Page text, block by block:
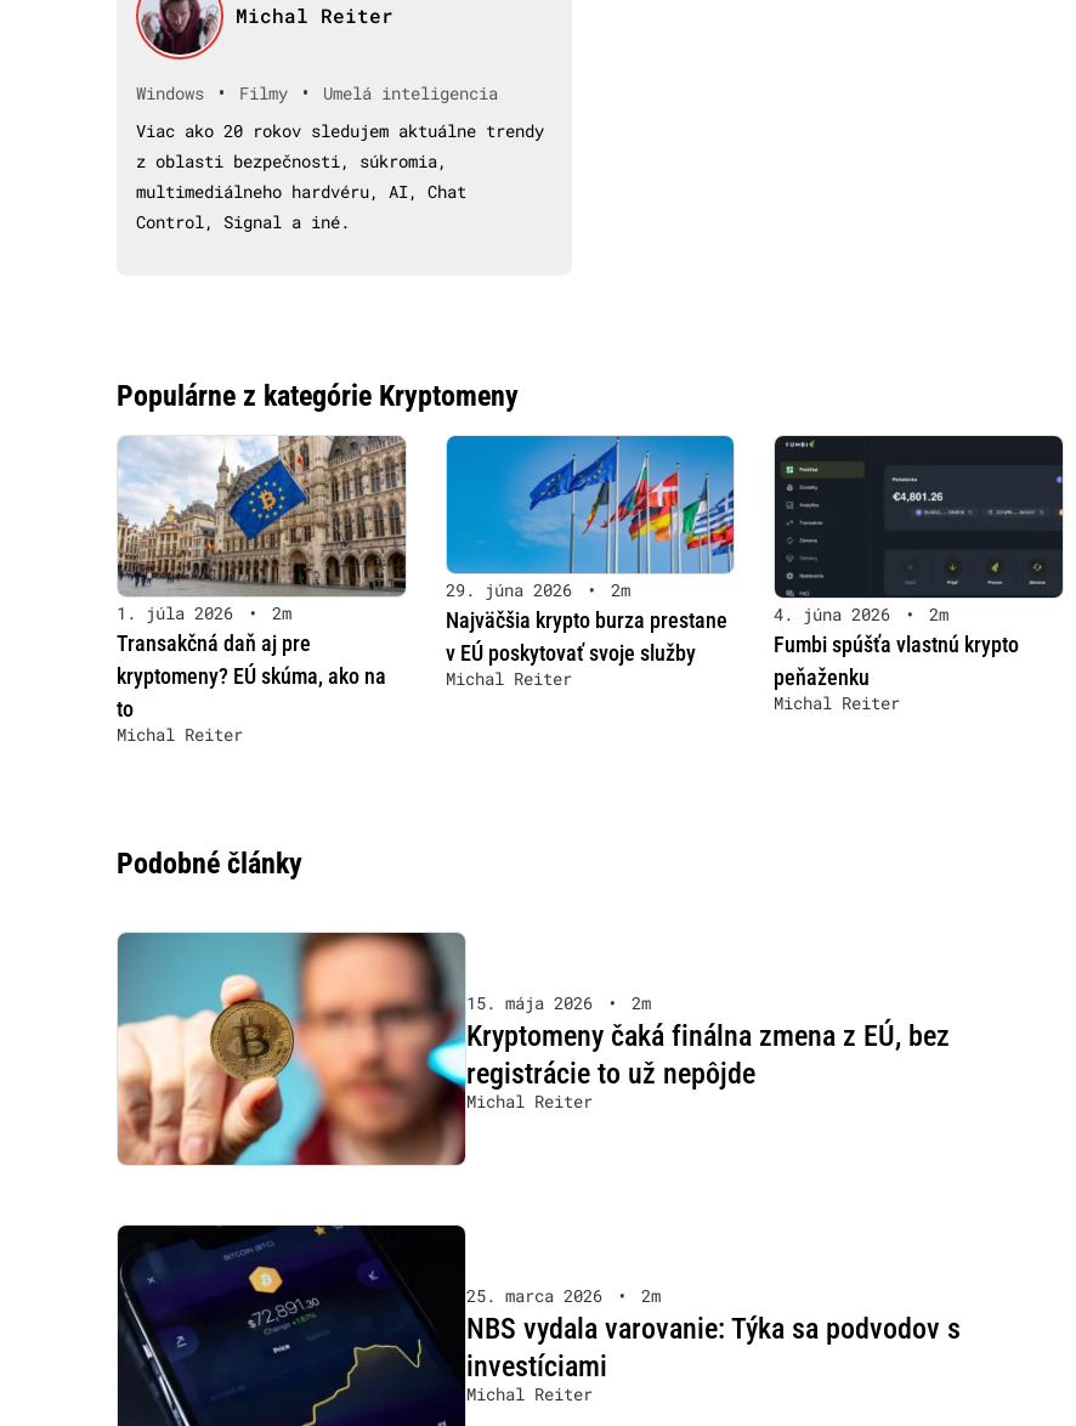
Michal Reiter
Windows • Filmy •
Umelá inteligencia
Viac ako 20 rokov sledujem aktuálne trendy
z oblasti bezpečnosti, súkromia,
multimediálneho hardvéru, AI, Chat
Control, Signal a iné.
Populárne z kategórie Kryptomeny
1. júla 2026 • 2m
Transakčná daň aj pre
kryptomeny? EÚ skúma, ako na
to
Michal Reiter
29. júna 2026 • 2m
Najväčšia krypto burza prestane
v EÚ poskytovať svoje služby
Michal Reiter
4. júna 2026 • 2m
Fumbi spúšťa vlastnú krypto
peňaženku
Michal Reiter
Podobné články
15. mája 2026 • 2m
Kryptomeny čaká finálna zmena z EÚ, bez
registrácie to už nepôjde
Michal Reiter
25. marca 2026 • 2m
NBS vydala varovanie: Týka sa podvodov s
investíciami
Michal Reiter